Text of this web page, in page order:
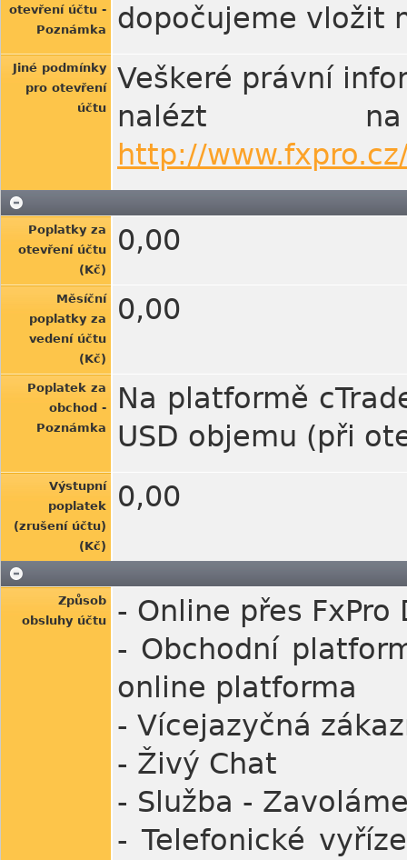
otevření účtu -
Poznámka
dopočujeme vložit
Jiné podmínky
pro otevření
účtu
Veškeré právní
nalézt
http://
Poplatky za
otevření účtu
(Kč)
0,00
Měsíční
poplatky za
vedení účtu
(Kč)
0,00
Poplatek za
obchod -
Poznámka
Na platformě
USD objemu (při
Výstupní
poplatek
(zrušení účtu)
(Kč)
0,00
Způsob
obsluhy účtu
- Online přes FxPro
- Obchodní
online platforma
- Vícejazyčná
- Živý Chat
- Služba -
- Telefonické